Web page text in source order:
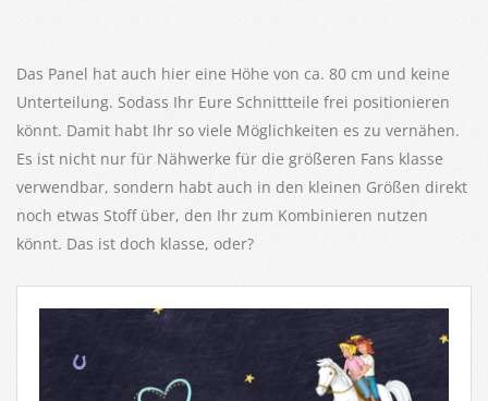
Das Panel hat auch hier eine Höhe von ca. 80 cm und keine
Unterteilung. Sodass Ihr Eure Schnittteile frei positionieren
könnt. Damit habt Ihr so viele Möglichkeiten es zu vernähen.
Es ist nicht nur für Nähwerke für die größeren Fans klasse
verwendbar, sondern habt auch in den kleinen Größen direkt
noch etwas Stoff über, den Ihr zum Kombinieren nutzen
könnt. Das ist doch klasse, oder?